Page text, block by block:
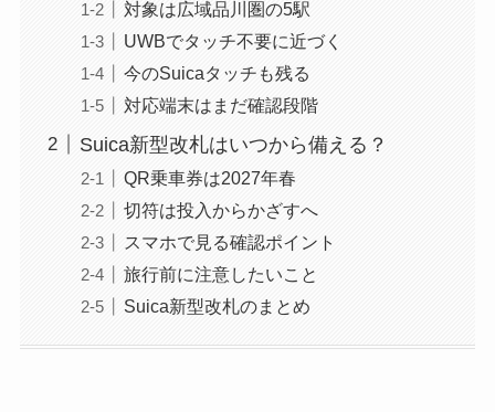
対象は広域品川圏の5駅
UWBでタッチ不要に近づく
今のSuicaタッチも残る
対応端末はまだ確認段階
Suica新型改札はいつから備える？
QR乗車券は2027年春
切符は投入からかざすへ
スマホで見る確認ポイント
旅行前に注意したいこと
Suica新型改札のまとめ